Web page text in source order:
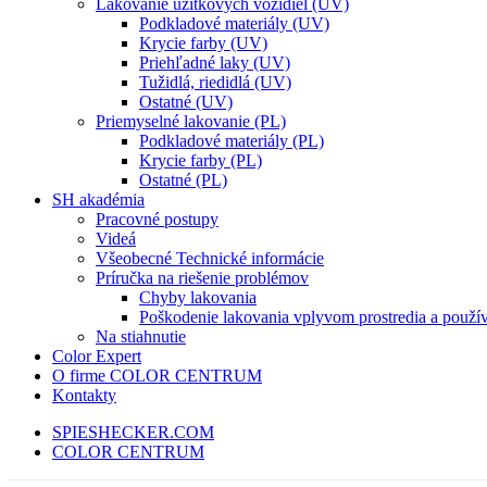
Lakovanie úžitkových vozidiel (UV)
Podkladové materiály (UV)
Krycie farby (UV)
Priehľadné laky (UV)
Tužidlá, riedidlá (UV)
Ostatné (UV)
Priemyselné lakovanie (PL)
Podkladové materiály (PL)
Krycie farby (PL)
Ostatné (PL)
SH akadémia
Pracovné postupy
Videá
Všeobecné Technické informácie
Príručka na riešenie problémov
Chyby lakovania
Poškodenie lakovania vplyvom prostredia a
Na stiahnutie
Color Expert
O firme COLOR CENTRUM
Kontakty
SPIESHECKER.COM
COLOR CENTRUM